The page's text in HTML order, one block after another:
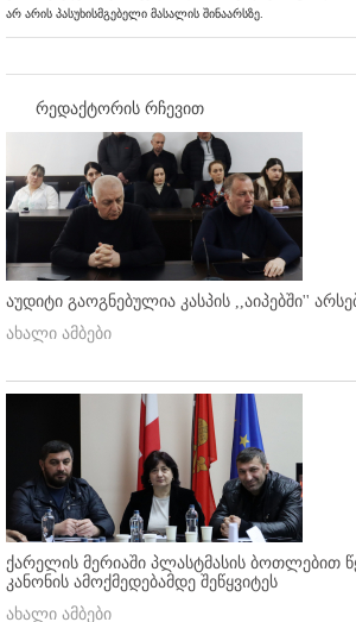
არ არის პასუხისმგებელი მასალის შინაარსზე.
რედაქტორის რჩევით
აუდიტი გაოგნებულია კასპის ,,აიპებში''
ახალი ამბები
ქარელის მერიაში პლასტმასის ბოთლებით
კანონის ამოქმედებამდე შეწყვიტეს
ახალი ამბები